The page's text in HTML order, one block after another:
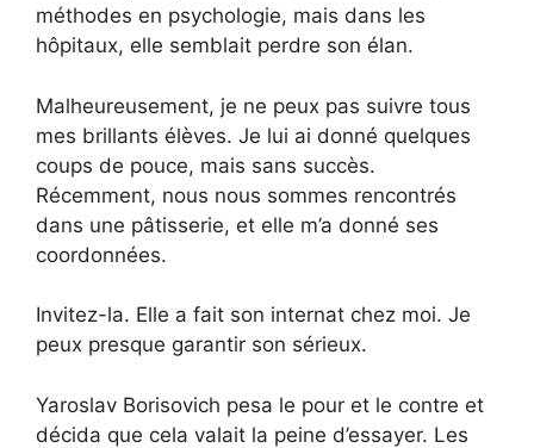
méthodes en psychologie, mais dans les
hôpitaux, elle semblait perdre son élan.
Malheureusement, je ne peux pas suivre tous
mes brillants élèves. Je lui ai donné quelques
coups de pouce, mais sans succès.
Récemment, nous nous sommes rencontrés
dans une pâtisserie, et elle m’a donné ses
coordonnées.
Invitez-la. Elle a fait son internat chez moi. Je
peux presque garantir son sérieux.
Yaroslav Borisovich pesa le pour et le contre et
décida que cela valait la peine d’essayer. Les